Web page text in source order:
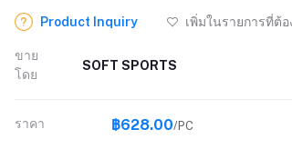
Product Inquiry เพิ่มในรายการที่ต้อ
ขาย
โดย
SOFT SPORTS
ราคา ฿628.00/PC